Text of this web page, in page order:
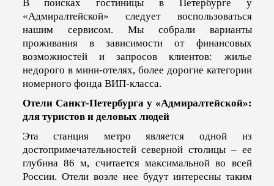
В поисках гостиницы в Петербурге у
«Адмиралтейской» следует воспользоваться
нашим сервисом. Мы собрали варианты
проживания в зависимости от финансовых
возможностей и запросов клиентов: жилье
недорого в мини-отелях, более дорогие категории
номерного фонда ВИП-класса.
Отели Санкт-Петербурга у «Адмиралтейской»:
для туристов и деловых людей
Эта станция метро является одной из
достопримечательностей северной столицы – ее
глубина 86 м, считается максимальной во всей
России. Отели возле нее будут интересны таким